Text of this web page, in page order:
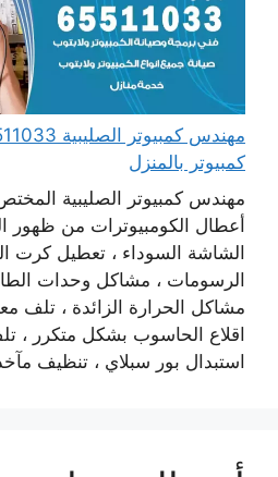
كمبيوتر بالمنزل
مهندس كمبيوتر الصليبية
أعطال الكومبيوترات من ظهور
الشاشة السوداء ، تعطيل كرت
الرسومات ، مشاكل وحدات
مشاكل الحرارة الزائدة ، تلف
اقلاع الحاسوب بشكل متكرر ،
استبدال بور سبلاي ، تنظيف